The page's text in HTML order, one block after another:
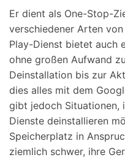
Er dient als One-Stop-
verschiedener Arten
Play-Dienst bietet auch
ohne großen Aufwand
Deinstallation bis zur
dies alles mit dem
gibt jedoch Situationen,
Dienste deinstallieren
Speicherplatz in
ziemlich schwer, ihre